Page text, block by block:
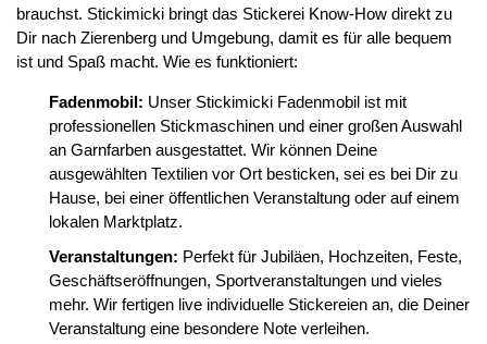
brauchst. Stickimicki bringt das Stickerei Know-How direkt zu
Dir nach Zierenberg und Umgebung, damit es für alle bequem
ist und Spaß macht. Wie es funktioniert:
Fadenmobil: Unser Stickimicki Fadenmobil ist mit
professionellen Stickmaschinen und einer großen Auswahl
an Garnfarben ausgestattet. Wir können Deine
ausgewählten Textilien vor Ort besticken, sei es bei Dir zu
Hause, bei einer öffentlichen Veranstaltung oder auf einem
lokalen Marktplatz.
Veranstaltungen: Perfekt für Jubiläen, Hochzeiten, Feste,
Geschäftseröffnungen, Sportveranstaltungen und vieles
mehr. Wir fertigen live individuelle Stickereien an, die Deiner
Veranstaltung eine besondere Note verleihen.